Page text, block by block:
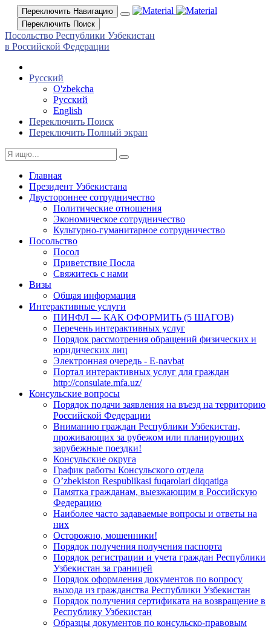
Переключить Навигацию
Переключить Поиск
Посольство Республики Узбекистан
в Российской Федерации
Русский
O'zbekcha
Русский
English
Переключить Поиск
Переключить Полный экран
Главная
Президент Узбекистана
Двустороннее сотрудничество
Политические отношения
Экономическое сотрудничество
Культурно-гуманитарное сотрудничество
Посольство
Посол
Приветствие Посла
Свяжитесь с нами
Визы
Общая информация
Интерактивные услуги
ПИНФЛ — КАК ОФОРМИТЬ (5 ШАГОВ)
Перечень интерактивных услуг
Порядок рассмотрения обращений физических и
юридических лиц
Электронная очередь - E-navbat
Портал интерактивных услуг для граждан
http://consulate.mfa.uz/
Консульские вопросы
Порядок подачи заявления на въезд на территорию
Российской Федерации
Вниманию граждан Республики Узбекистан,
проживающих за рубежом или планирующих
зарубежные поездки!
Консульские округа
График работы Консульского отдела
O’zbekiston Respublikasi fuqarolari diqqatiga
Памятка гражданам, выезжающим в Российскую
Федерацию
Наиболее часто задаваемые вопросы и ответы на
них
Осторожно, мошенники!
Порядок получения получения паспорта
Порядок регистрации и учета граждан Республики
Узбекистан за границей
Порядок оформления документов по вопросу
выхода из гражданства Республики Узбекистан
Порядок получения сертификата на возвращение в
Республику Узбекистан
Образцы документов по консульско-правовым